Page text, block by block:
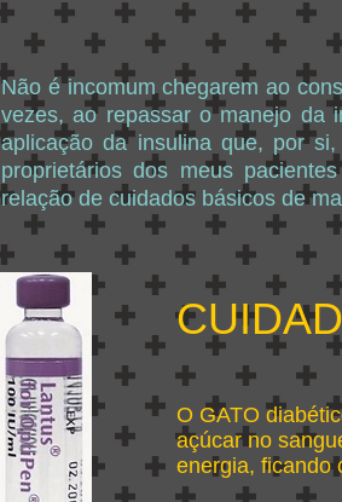
Não é incomum chegarem ao
vezes, ao repassar o manejo da
aplicação da insulina que, por
proprietários dos meus
relação de cuidados básicos de
O GATO
açúcar no
energia, ficando